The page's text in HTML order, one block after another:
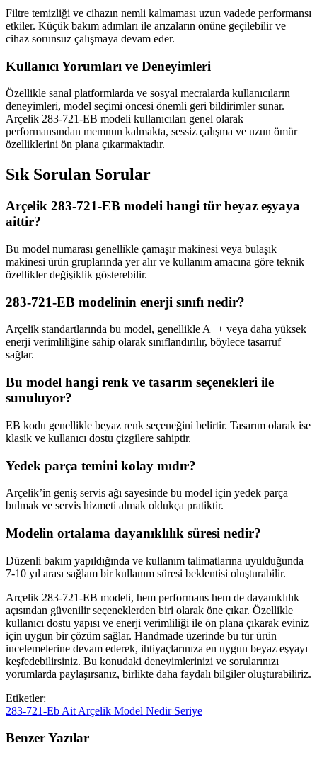
Filtre temizliği ve cihazın nemli kalmaması uzun vadede performansı
etkiler. Küçük bakım adımları ile arızaların önüne geçilebilir ve
cihaz sorunsuz çalışmaya devam eder.
Kullanıcı Yorumları ve Deneyimleri
Özellikle sanal platformlarda ve sosyal mecralarda kullanıcıların
deneyimleri, model seçimi öncesi önemli geri bildirimler sunar.
Arçelik 283-721-EB modeli kullanıcıları genel olarak
performansından memnun kalmakta, sessiz çalışma ve uzun ömür
özelliklerini ön plana çıkarmaktadır.
Sık Sorulan Sorular
Arçelik 283-721-EB modeli hangi tür beyaz eşyaya
aittir?
Bu model numarası genellikle çamaşır makinesi veya bulaşık
makinesi ürün gruplarında yer alır ve kullanım amacına göre teknik
özellikler değişiklik gösterebilir.
283-721-EB modelinin enerji sınıfı nedir?
Arçelik standartlarında bu model, genellikle A++ veya daha yüksek
enerji verimliliğine sahip olarak sınıflandırılır, böylece tasarruf
sağlar.
Bu model hangi renk ve tasarım seçenekleri ile
sunuluyor?
EB kodu genellikle beyaz renk seçeneğini belirtir. Tasarım olarak ise
klasik ve kullanıcı dostu çizgilere sahiptir.
Yedek parça temini kolay mıdır?
Arçelik’in geniş servis ağı sayesinde bu model için yedek parça
bulmak ve servis hizmeti almak oldukça pratiktir.
Modelin ortalama dayanıklılık süresi nedir?
Düzenli bakım yapıldığında ve kullanım talimatlarına uyulduğunda
7-10 yıl arası sağlam bir kullanım süresi beklentisi oluşturabilir.
Arçelik 283-721-EB modeli, hem performans hem de dayanıklılık
açısından güvenilir seçeneklerden biri olarak öne çıkar. Özellikle
kullanıcı dostu yapısı ve enerji verimliliği ile ön plana çıkarak eviniz
için uygun bir çözüm sağlar. Handmade üzerinde bu tür ürün
incelemelerine devam ederek, ihtiyaçlarınıza en uygun beyaz eşyayı
keşfedebilirsiniz. Bu konudaki deneyimlerinizi ve sorularınızı
yorumlarda paylaşırsanız, birlikte daha faydalı bilgiler oluşturabiliriz.
Etiketler:
283-721-Eb Ait Arçelik Model Nedir Seriye
Benzer Yazılar